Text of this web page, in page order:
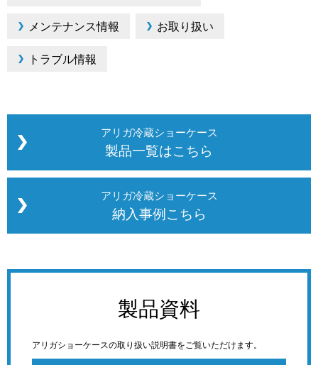
メンテナンス情報 お取り扱い
トラブル情報
アリガ冷蔵ショーケース
製品一覧はこちら
アリガ冷蔵ショーケース
納入事例こちら
製品資料
アリガショーケースの取り扱い説明書をご覧いただけます。